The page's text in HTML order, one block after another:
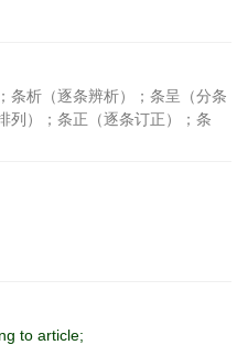
条析（逐条辨析）；条呈（分条
列）；条正（逐条订正）；条
to article;